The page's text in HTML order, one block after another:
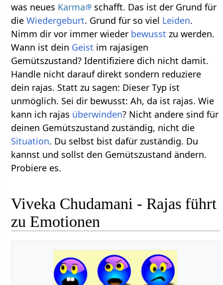
was neues Karma
schafft. Das ist der Grund für
dieWiedergeburt. Grund für so viel Leiden.
Nimm dir vor immer wieder bewusst zu werden.
Wann ist dein Geist im rajasigen
Gemütszustand? Identifiziere dich nicht damit.
Handle nicht darauf direkt sondern reduziere
dein rajas. Statt zu sagen: Dieser Typ ist
unmöglich. Sei dir bewusst: Ah, da ist rajas. Wie
kann ich rajas überwinden? Nicht andere sind für
deinen Gemütszustand zuständig, nicht die
Situation. Du selbst bist dafür zuständig. Du
kannst und sollst den Gemütszustand ändern.
Probiere es.
Viveka Chudamani - Rajas führt
zu Emotionen